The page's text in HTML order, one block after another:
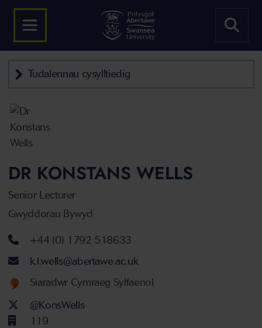
Tudalennau cysylltiedig
DR KONSTANS WELLS
Senior Lecturer
Gwyddorau Bywyd
Rhif ffôn+44 (0) 1792 518633
Cyfeiriad ebost
k.l.wells@abertawe.ac.uk
Welsh language proficiency
Siaradwr Cymraeg Sylfaenol
Twitter Account
@KonsWells
119